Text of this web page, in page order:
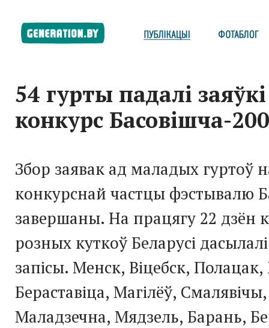
54 гурты падалі
конкурс Басовішча-
Збор заявак ад маладых гуртоў
конкурснай частцы фэстывалю
завершаны. На працягу 22 дзён
розных куткоў Беларусі
запісы. Менск, Віцебск,
Бераставіца, Магілёў,
Маладзечна, Мядзель, Барань,